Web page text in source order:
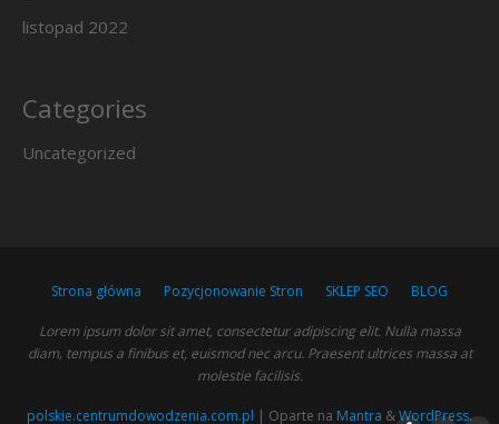
listopad 2022
Categories
Uncategorized
Strona główna Pozycjonowanie Stron SKLEP SEO BLOG
Lorem ipsum dolor sit amet, consectetur adipiscing elit. Nulla massa
diam, tempus a finibus et, euismod nec arcu. Praesent ultrices massa at
molestie facilisis.
polskie.centrumdowodzenia.com.pl | Oparte na Mantra &WordPress.